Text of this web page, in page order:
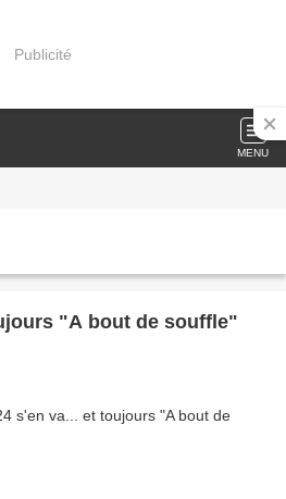
Publicité
MENU
"A bout de souffle"